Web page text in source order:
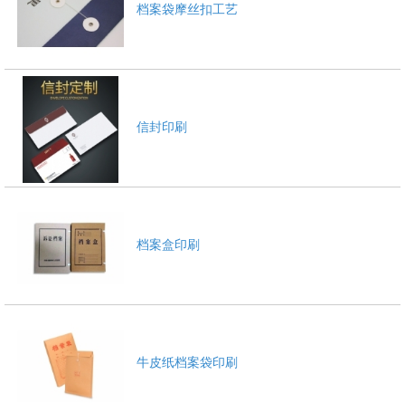
档案袋摩丝扣工艺
信封印刷
档案盒印刷
牛皮纸档案袋印刷